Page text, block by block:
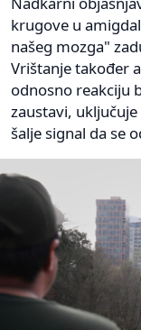
krugove u
našeg mozga"
Vrištanje također
odnosno reakciju
zaustavi,
šalje signal da se